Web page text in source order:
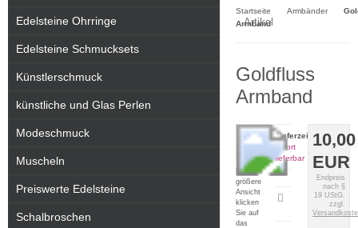
Artikel
Startseite Armbänder
Armband
Goldfluss
Armband
Für eine
größere
Ansicht
klicken
Sie auf
das
10,00
EUR
Endpreis
nach §
19 UStG.
zzgl.
Lieferzeit:
sofort
lieferbar
Artikeldatenblatt
drucken
Edelsteine Ohrringe
Edelsteine Schmucksets
Künstlerschmuck
künstliche und Glas Perlen
Modeschmuck
Muscheln
Preiswerte Edelsteine
Schalbroschen